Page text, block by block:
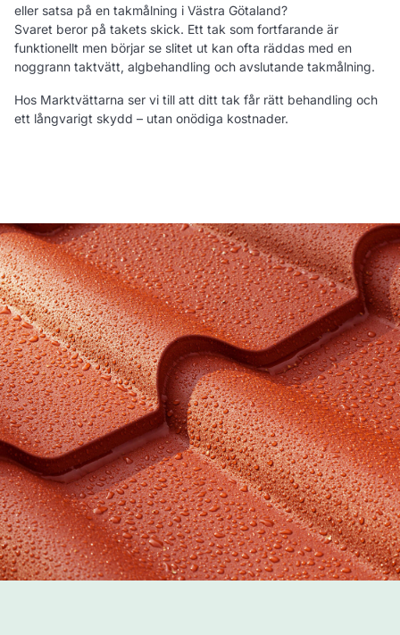
eller satsa på en takmålning i Västra Götaland?
Svaret beror på takets skick. Ett tak som fortfarande är
funktionellt men börjar se slitet ut kan ofta räddas med en
noggrann taktvätt, algbehandling och avslutande takmålning.
Hos Marktvättarna ser vi till att ditt tak får rätt behandling och
ett långvarigt skydd – utan onödiga kostnader.